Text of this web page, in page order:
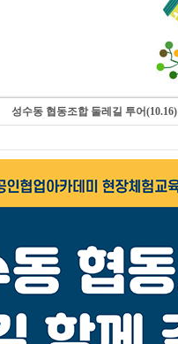
성수동 협동조합 둘레길 투어(10.16)